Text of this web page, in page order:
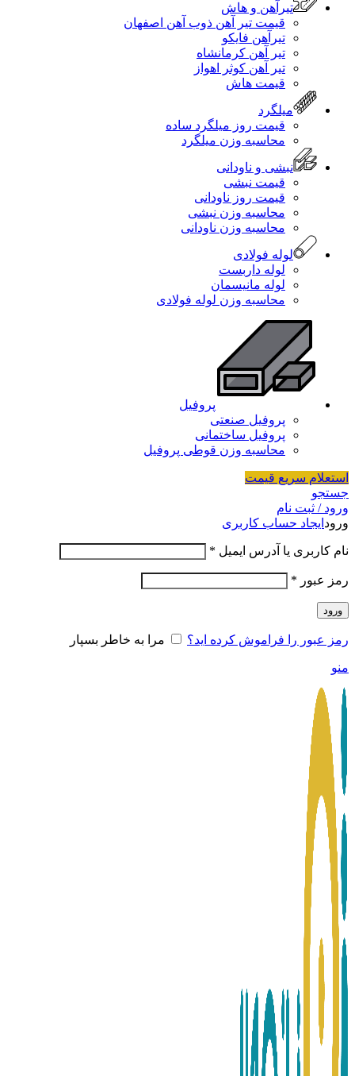
تیرآهن و هاش
قیمت تیر آهن ذوب آهن اصفهان
تیرآهن فایکو
تیر آهن کرمانشاه
تیر آهن کوثر اهواز
قیمت هاش
میلگرد
قیمت روز میلگرد ساده
محاسبه وزن میلگرد
نبشی و ناودانی
قیمت نبشی
قیمت روز ناودانی
محاسبه وزن نبشی
محاسبه وزن ناودانی
لوله فولادی
لوله داربست
لوله مانیسمان
محاسبه وزن لوله فولادی
پروفیل
پروفیل صنعتی
پروفیل ساختمانی
محاسبه وزن قوطی پروفیل
استعلام سریع قیمت
جستجو
ورود / ثبت نام
ورود ایجاد حساب کاربری
نام کاربری یا آدرس ایمیل *
رمز عبور *
ورود
رمز عبور را فراموش کرده اید؟ مرا به خاطر بسپار
منو